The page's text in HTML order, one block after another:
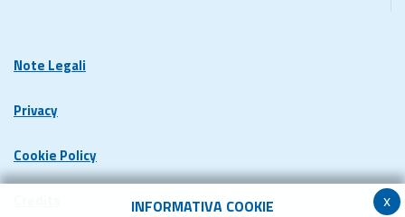
x
INFORMATIVA COOKIE
Note Legali
Privacy
Cookie Policy